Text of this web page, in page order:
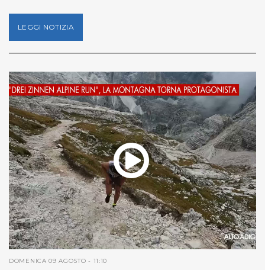
LEGGI NOTIZIA
DOMENICA 09 AGOSTO - 11:10